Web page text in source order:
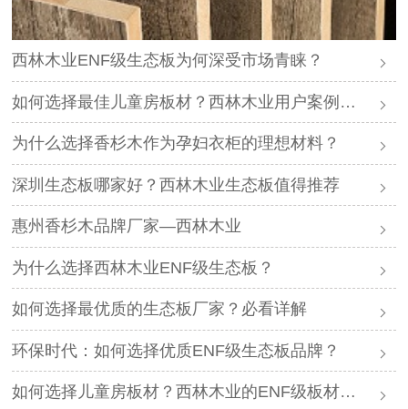
西林木业ENF级生态板为何深受市场青睐？
如何选择最佳儿童房板材？西林木业用户案例分享
为什么选择香杉木作为孕妇衣柜的理想材料？
深圳生态板哪家好？西林木业生态板值得推荐
惠州香杉木品牌厂家—西林木业
为什么选择西林木业ENF级生态板？
如何选择最优质的生态板厂家？必看详解
环保时代：如何选择优质ENF级生态板品牌？
如何选择儿童房板材？西林木业的ENF级板材够好么？